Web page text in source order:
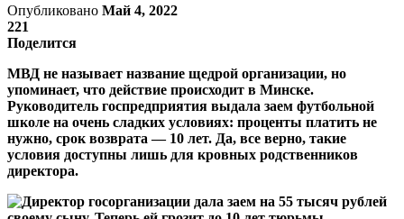
Опубликовано Май 4, 2022
221
Поделится
МВД не называет название щедрой организации, но
упоминает, что действие происходит в Минске.
Руководитель госпредприятия выдала заем футбольной
школе на очень сладких условиях: проценты платить не
нужно, срок возврата — 10 лет. Да, все верно, такие
условия доступны лишь для кровных родственников
директора.